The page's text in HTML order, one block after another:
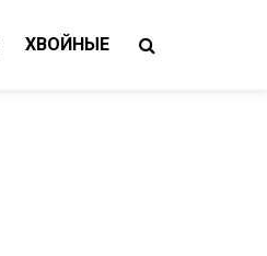
ХВОЙНЫЕ